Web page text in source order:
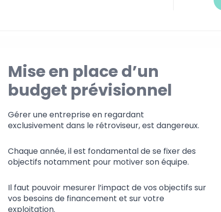
Mise en place d’un
budget prévisionnel
Gérer une entreprise en regardant
exclusivement dans le rétroviseur, est dangereux.
Chaque année, il est fondamental de se fixer des
objectifs notamment pour motiver son équipe.
Il faut pouvoir mesurer l’impact de vos objectifs sur
vos besoins de financement et sur votre
exploitation.